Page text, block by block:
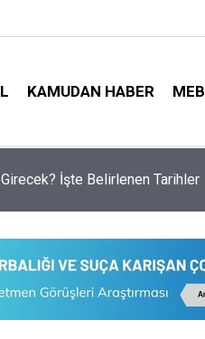
KAMUDAN HABER MEB
İçin Emsal Karar